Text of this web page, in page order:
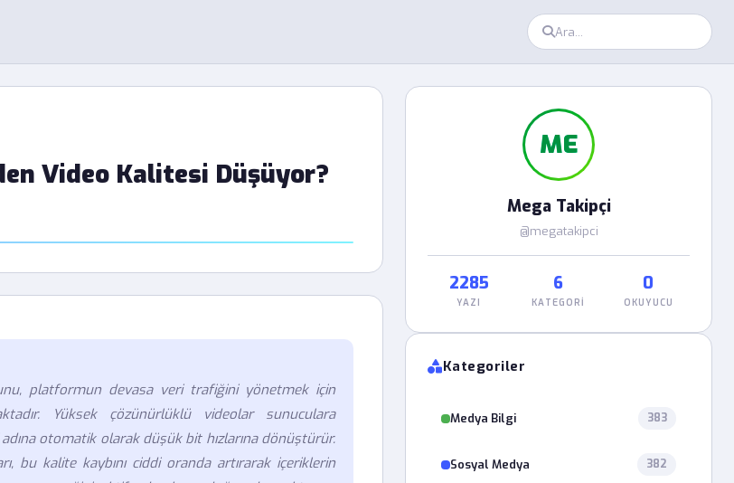
Video Kalitesi Düşüyor?
platformun devasa veri trafiğini yönetmek için
Yüksek çözünürlüklü videolar sunuculara
otomatik olarak düşük bit hızlarına dönüştürür.
bu kalite kaybını ciddi oranda artırarak içeriklerin
ME
Mega Takipçi
@megatakipci
2285
YAZI
6
KATEGORI
0
OKUYUCU
Kategoriler
Medya Bilgi 383
Sosyal Medya 382